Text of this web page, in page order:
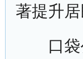
著提升
口袋公